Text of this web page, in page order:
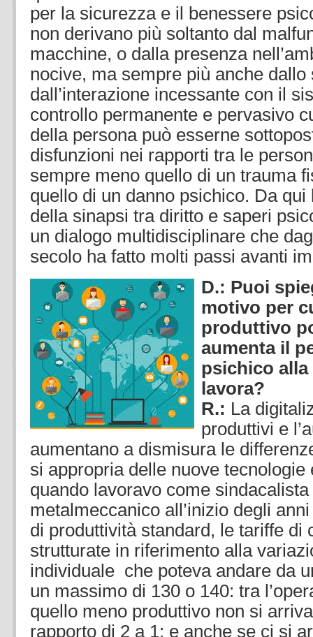
per la sicurezza e il benessere
non derivano più soltanto dal
macchine, o dalla presenza
nocive, ma sempre più anche dallo
dall’interazione incessante con il
controllo permanente e pervasivo
della persona può esserne
disfunzioni nei rapporti tra le
sempre meno quello di un trauma
quello di un danno psichico. Da
della sinapsi tra diritto e saperi
un dialogo multidisciplinare che
secolo ha fatto molti passi avanti
D.: Puoi
motivo per
produttivo
aumenta il
psichico alla
lavora?
R.: La
produttivi e
aumentano a dismisura le
si appropria delle nuove
quando lavoravo come
metalmeccanico all’inizio degli
di produttività standard, le tariffe di
strutturate in riferimento alla
individuale che poteva andare da
un massimo di 130 o 140: tra
quello meno produttivo non si
rapporto di 2 a 1; e anche se ci si